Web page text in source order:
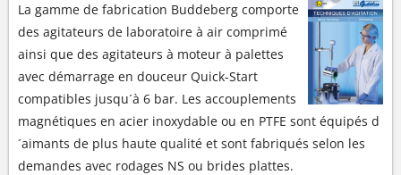
La gamme de fabrication Buddeberg comporte
des agitateurs de laboratoire à air comprimé
ainsi que des agitateurs à moteur à palettes
avec démarrage en douceur Quick-Start
compatibles jusqu´à 6 bar. Les accouplements
magnétiques en acier inoxydable ou en PTFE sont équipés d
´aimants de plus haute qualité et sont fabriqués selon les
demandes avec rodages NS ou brides plattes.